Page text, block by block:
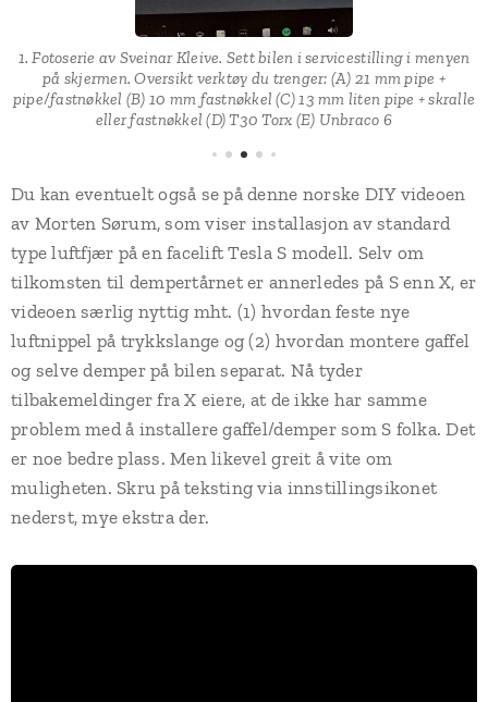
1. Fotoserie av Sveinar Kleive. Sett bilen i servicestilling i menyen
på skjermen. Oversikt verktøy du trenger: (A) 21 mm pipe +
pipe/fastnøkkel (B) 10 mm fastnøkkel (C) 13 mm liten pipe + skralle
eller fastnøkkel (D) T30 Torx (E) Unbraco 6
Du kan eventuelt også se på denne norske DIY videoen
av Morten Sørum, som viser installasjon av standard
type luftfjær på en facelift Tesla S modell. Selv om
tilkomsten til dempertårnet er annerledes på S enn X, er
videoen særlig nyttig mht. (1) hvordan feste nye
luftnippel på trykkslange og (2) hvordan montere gaffel
og selve demper på bilen separat. Nå tyder
tilbakemeldinger fra X eiere, at de ikke har samme
problem med å installere gaffel/demper som S folka. Det
er noe bedre plass. Men likevel greit å vite om
muligheten. Skru på teksting via innstillingsikonet
nederst, mye ekstra der.